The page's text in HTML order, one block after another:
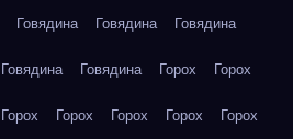
Говядина Говядина Говядина
Говядина Говядина Горох Горох
Горох Горох Горох Горох Горох